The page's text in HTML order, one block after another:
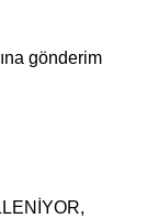
gönderim